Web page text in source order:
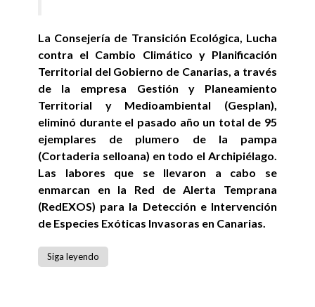
La Consejería de Transición Ecológica, Lucha
contra el Cambio Climático y Planificación
Territorial del Gobierno de Canarias, a través
de la empresa Gestión y Planeamiento
Territorial y Medioambiental (Gesplan),
eliminó durante el pasado año un total de 95
ejemplares de plumero de la pampa
(Cortaderia selloana) en todo el Archipiélago.
Las labores que se llevaron a cabo se
enmarcan en la Red de Alerta Temprana
(RedEXOS) para la Detección e Intervención
de Especies Exóticas Invasoras en Canarias.
Siga leyendo